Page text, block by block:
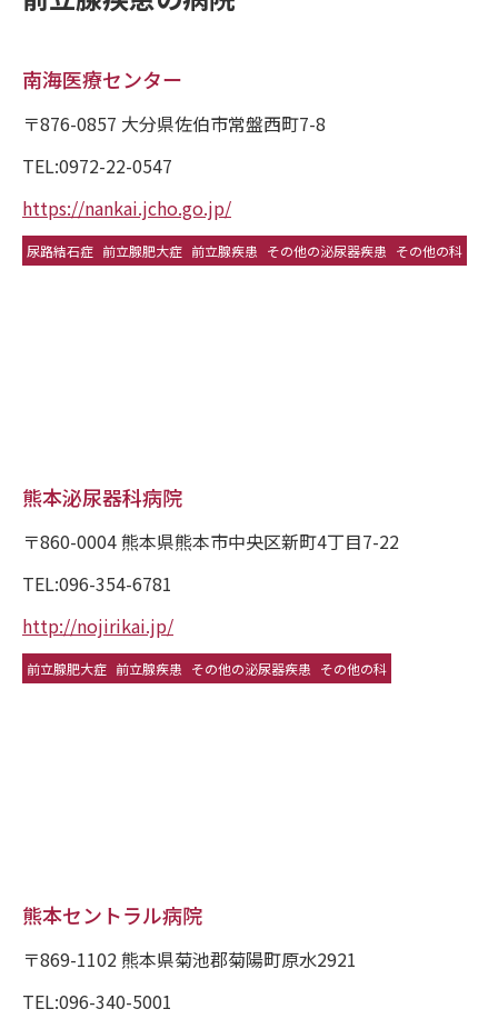
南海医療センター
〒876-0857 大分県佐伯市常盤西町7-8
TEL:0972-22-0547
https://nankai.jcho.go.jp/
尿路結石症 前立腺肥大症 前立腺疾患 その他の泌尿器疾患 その他の科
熊本泌尿器科病院
〒860-0004 熊本県熊本市中央区新町4丁目7-22
TEL:096-354-6781
http://nojirikai.jp/
前立腺肥大症 前立腺疾患 その他の泌尿器疾患 その他の科
熊本セントラル病院
〒869-1102 熊本県菊池郡菊陽町原水2921
TEL:096-340-5001